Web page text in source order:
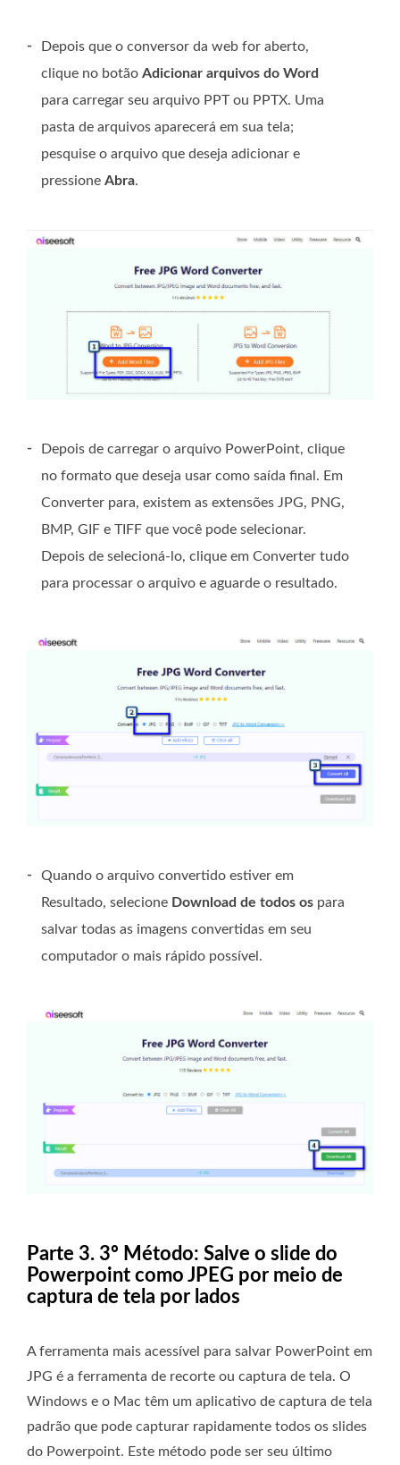
-
Depois que o conversor da web for aberto,
clique no botão Adicionar arquivos do Word
para carregar seu arquivo PPT ou PPTX. Uma
pasta de arquivos aparecerá em sua tela;
pesquise o arquivo que deseja adicionar e
pressione Abra.
-
Depois de carregar o arquivo PowerPoint, clique
no formato que deseja usar como saída final. Em
Converter para, existem as extensões JPG, PNG,
BMP, GIF e TIFF que você pode selecionar.
Depois de selecioná-lo, clique em Converter tudo
para processar o arquivo e aguarde o resultado.
-
Quando o arquivo convertido estiver em
Resultado, selecione Download de todos os para
salvar todas as imagens convertidas em seu
computador o mais rápido possível.
Parte 3. 3º Método: Salve o slide do
Powerpoint como JPEG por meio de
captura de tela por lados
A ferramenta mais acessível para salvar PowerPoint em
JPG é a ferramenta de recorte ou captura de tela. O
Windows e o Mac têm um aplicativo de captura de tela
padrão que pode capturar rapidamente todos os slides
do Powerpoint. Este método pode ser seu último